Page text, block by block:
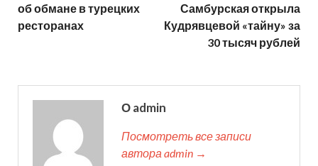
об обмане в турецких
ресторанах
Самбурская открыла
Кудрявцевой «тайну» за
30 тысяч рублей
О admin
Посмотреть все записи
автора admin →